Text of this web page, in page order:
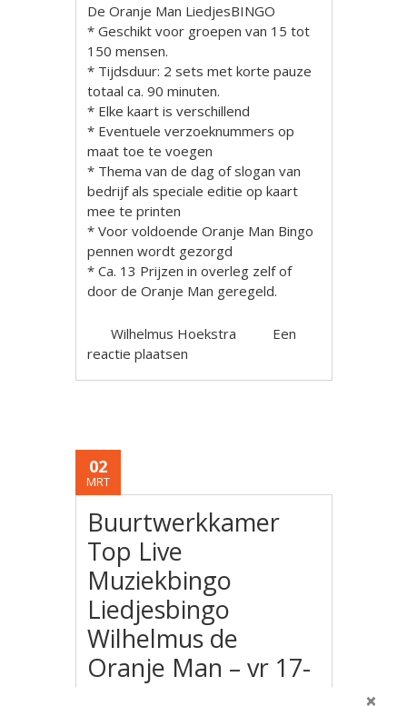
De Oranje Man LiedjesBINGO
* Geschikt voor groepen van 15 tot
150 mensen.
* Tijdsduur: 2 sets met korte pauze
totaal ca. 90 minuten.
* Elke kaart is verschillend
* Eventuele verzoeknummers op
maat toe te voegen
* Thema van de dag of slogan van
bedrijf als speciale editie op kaart
mee te printen
* Voor voldoende Oranje Man Bingo
pennen wordt gezorgd
* Ca. 13 Prijzen in overleg zelf of
door de Oranje Man geregeld.
Wilhelmus Hoekstra
Een
reactie plaatsen
02
MRT
Buurtwerkkamer
Top Live
Muziekbingo
Liedjesbingo
Wilhelmus de
Oranje Man – vr 17-